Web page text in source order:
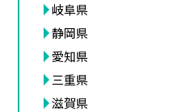
岐阜県
静岡県
愛知県
三重県
滋賀県